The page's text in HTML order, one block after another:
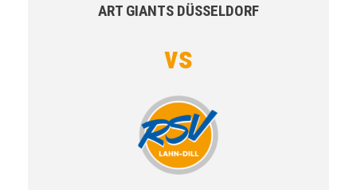
ART GIANTS DÜSSELDORF
vs